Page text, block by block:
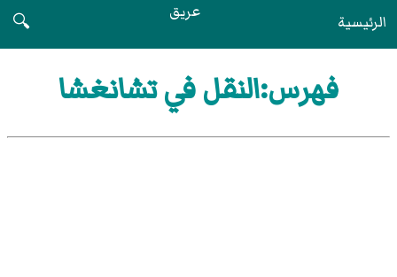
الرئيسية عريق
🔍
فهرس:النقل في تشانغشا